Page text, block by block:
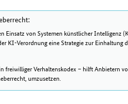
Einsatz von Systemen künstlicher Intelligenz
KI-Verordnung eine Strategie zur
freiwilliger Verhaltenskodex – hilft Anbietern
umzusetzen.